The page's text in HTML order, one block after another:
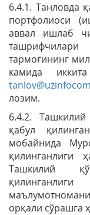
6.4.1. Танловда
портфолиоси
аввал ишлаб
ташрифчилари
тармоғининг
камида
лозим.
6.4.2.
қабул
мобайнида
қилинганлиги
Ташкилий
орқали сўрашга